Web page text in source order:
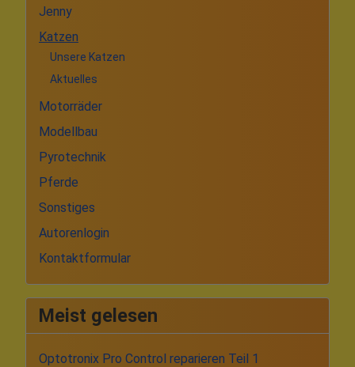
Jenny
Katzen
Unsere Katzen
Aktuelles
Motorräder
Modellbau
Pyrotechnik
Pferde
Sonstiges
Autorenlogin
Kontaktformular
Meist gelesen
Optotronix Pro Control reparieren Teil 1